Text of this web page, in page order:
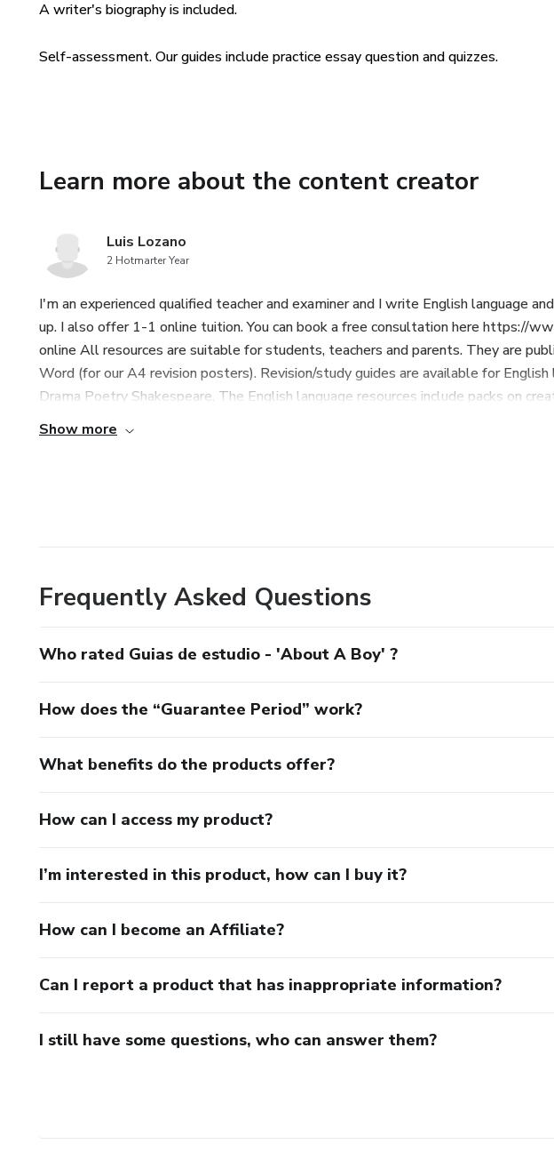
útiles para estudiantes y académicos extranjeros que
A writer's biography is included.
Self-assessment. Our guides include practice essay question and quizzes.
Learn more about the content creator
Luis Lozano
2 Hotmarter Year
I'm an experienced qualified teacher and examiner and I write English language
up. I also offer 1-1 online tuition. You can book a free consultation here https://
online All resources are suitable for students, teachers and parents. They are
Word (for our A4 revision posters). Revision/study guides are available for
Drama Poetry Shakespeare, The English language resources include packs on
Show more
Frequently Asked Questions
Who rated Guias de estudio - 'About A Boy' ?
How does the “Guarantee Period” work?
What benefits do the products offer?
How can I access my product?
I’m interested in this product, how can I buy it?
How can I become an Affiliate?
Can I report a product that has inappropriate information?
I still have some questions, who can answer them?